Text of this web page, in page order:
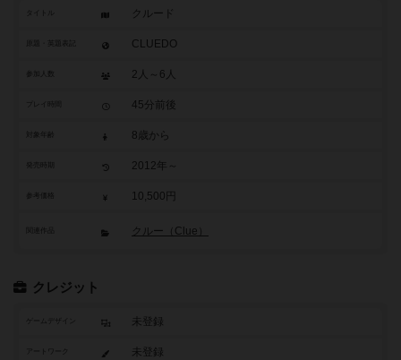
タイトル クルード
CLUEDO
参加人数 2人～6人
45分前後
8歳から
2012年～
参考価格 10,500円
関連作品 クルー（Clue）
クレジット
ゲームデザイン 未登録
アートワーク 未登録